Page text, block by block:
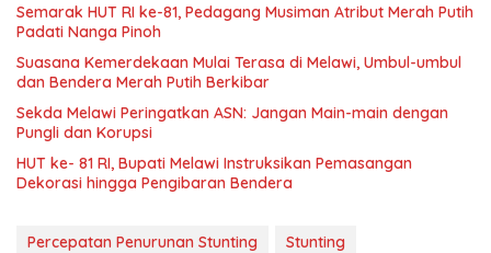
Semarak HUT RI ke-81, Pedagang Musiman Atribut Merah Putih
Padati Nanga Pinoh
Suasana Kemerdekaan Mulai Terasa di Melawi, Umbul-umbul
dan Bendera Merah Putih Berkibar
Sekda Melawi Peringatkan ASN: Jangan Main-main dengan
Pungli dan Korupsi
HUT ke- 81 RI, Bupati Melawi Instruksikan Pemasangan
Dekorasi hingga Pengibaran Bendera
Percepatan Penurunan Stunting
Stunting